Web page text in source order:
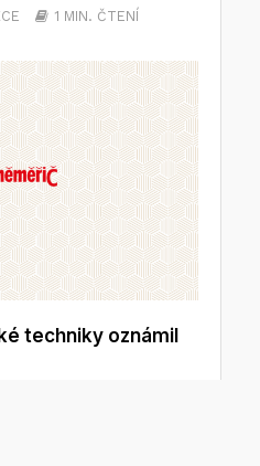
1 MIN. ČTENÍ
techniky oznámil